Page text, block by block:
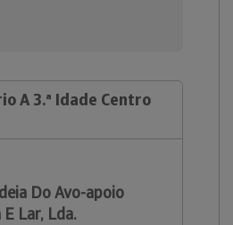
A 3.ª Idade Centro
Do Avo-apoio
Lar, Lda.